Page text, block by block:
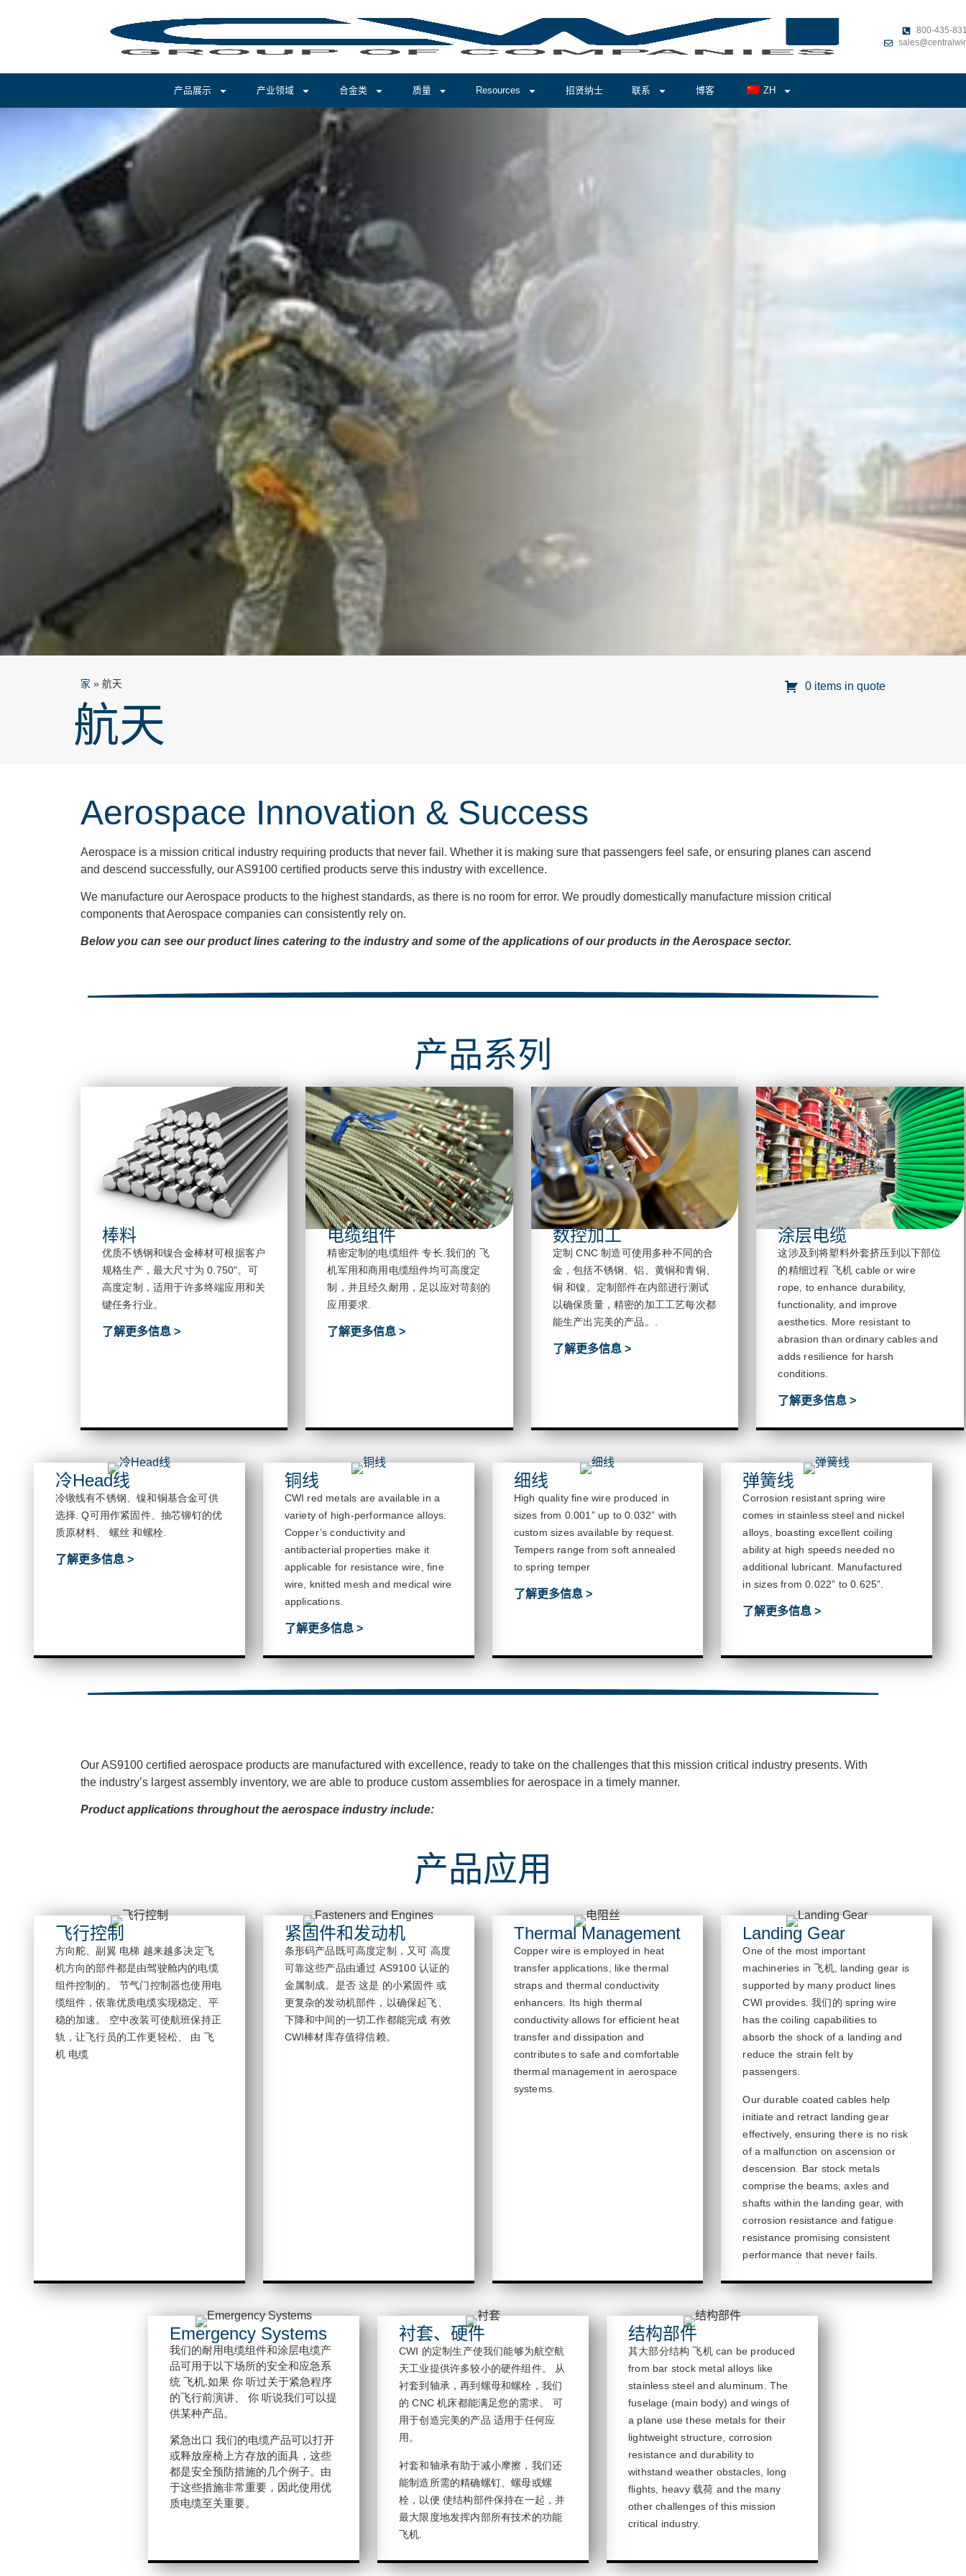
800-435-
产品展示 产业领域 合金类 质量 Resources 招贤纳士 联系 博客 ZH
家 » 航天 0 items in quote
航天
Aerospace Innovation & Success
Aerospace is a mission critical industry requiring products that never fail. Whether it is making sure that passengers feel safe, or ensuring planes can ascend
and descend successfully, our AS9100 certified products serve this industry with excellence.
We manufacture our Aerospace products to the highest standards, as there is no room for error. We proudly domestically manufacture mission critical
components that Aerospace companies can consistently rely on.
Below you can see our product lines catering to the industry and some of the applications of our products in the Aerospace sector.
产品系列
棒料
优质不锈钢和镍合金棒材可根据客户
规格生产，最大尺寸为 0.750"。可
高度定制，适用于许多终端应用和关
键任务行业。
了解更多信息 >
电缆组件
精密定制的电缆组件专长 .我们的 飞
机军用和商用电缆组件均可高度定
制，并且经久耐用，足以应对苛刻的
应用要求
了解更多信息 >
数控加工
定制 CNC 制造可使用多种不同的合
金，包括不锈钢、铝、黄铜和青铜、
铜 和镍。定制部件在内部进行测试
以确保质量，精密的加工工艺每次都
能生产出完美的产品。
了解更多信息 >
涂层电缆
这涉及到将塑料外套挤压到以下部位
的精细过程 飞机cable or wire
rope, to enhance durability,
functionality, and improve
aesthetics. More resistant to
abrasion than ordinary cables and
adds resilience for harsh
conditions.
了解更多信息 >
冷Head线
冷镦线有不锈钢、镍和铜基合金可供
选择 Q可用作紧固件、抽芯铆钉的优
质原材料、 螺丝 和螺栓
了解更多信息 >
铜线
CWI red metals are available in a
variety of high-performance alloys.
Copper’s conductivity and
antibacterial properties make it
applicable for resistance wire, fine
wire, knitted mesh and medical wire
applications.
了解更多信息 >
细线
High quality fine wire produced in
sizes from 0.001” up to 0.032” with
custom sizes available by request.
Tempers range from soft annealed
to spring temper
了解更多信息 >
弹簧线
Corrosion resistant spring wire
comes in stainless steel and nickel
alloys, boasting excellent coiling
ability at high speeds needed no
additional lubricant Manufactured
in sizes from 0.022” to 0.625”.
了解更多信息 >
Our AS9100 certified aerospace products are manufactured with excellence, ready to take on the challenges that this mission critical industry presents. With
the industry’s largest assembly inventory, we are able to produce custom assemblies for aerospace in a timely manner.
Product applications throughout the aerospace industry include:
产品应用
飞行控制
方向舵、副翼 电梯 越来越多决定飞
机方向的部件都是由驾驶舱内的电缆
组件控制的。 节气门控制器也使用电
缆组件，依靠优质电缆实现稳定、平
稳的加速。 空中改装可使航班保持正
轨，让飞行员的工作更轻松、 由 飞
机电缆
紧固件和发动机
条形码产品既可高度定制，又可 高度
可靠这些产品由通过 AS9100 认证的
金属制成。是否这是 的小紧固件 或
更复杂的发动机部件，以确保起飞、
下降和中间的一切工作都能完成 有效
CWI棒材库存值得信赖。
Thermal Management
Copper wire is employed in heat
transfer applications, like thermal
straps and thermal conductivity
enhancers. Its high thermal
conductivity allows for efficient heat
transfer anddissipation and
contributes to safe and comfortable
thermal management in aerospace
systems.
Landing Gear
One of the most important
machineries in飞机, landing gear is
supported by many product lines
CWI provides.我们的spring wire
has the coiling capabilities to
absorb the shock of a landing and
reduce the strain felt by
passengers.
Our durable coated cables help
initiate and retract landing gear
effectively, ensuring there is no risk
of a malfunction on ascension or
descension. Bar stock metals
comprise the beams,axles and
shafts within the landing gear, with
corrosion resistance andfatigue
resistance promising consistent
performance that never fails.
Emergency Systems
我们的耐用电缆组件和涂层电缆产
品可用于以下场所的安全和应急系
统飞机.如果你 听过关于紧急程序
的飞行前演讲、你 听说我们可以提
供某种产品。
紧急出口 我们的电缆产品可以打开
或释放座椅上方存放的面具，这些
都是安全预防措施的几个例子。由
于这些措施非常重要，因此使用优
质电缆至关重要。
衬套、硬件
CWI 的定制生产使我们能够为航空航
天工业提供许多较小的硬件组件。
从
衬套到轴承，再到螺母和螺栓，我们
的 CNC 机床都能满足您的需求。 可
用于创造完美的产品适用于任何应
用。
衬套和轴承有助于减小摩擦，我们还
能制造所需的精确螺钉、螺母或螺
栓，以便使结构部件保持在一起，并
最大限度地发挥内部所有技术的功能
飞机
结构部件
其大部分结构飞机 can be produced
from bar stock metal alloys like
stainless steel and aluminum. The
fuselage (main body) and wings of
a plane use these metals for their
lightweight structure, corrosion
resistance and durability to
withstand weather obstacles, long
flights, heavy 载荷 and the many
other challenges of this mission
critical industry.